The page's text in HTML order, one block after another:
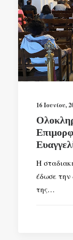
16 Ιουνίου,
Η
έδωσε
της…